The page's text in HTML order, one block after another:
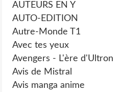
AUTEURS EN Y
AUTO-EDITION
Autre-Monde T1
Avec tes yeux
Avengers - L'ère d'Ultron
Avis de Mistral
Avis manga anime